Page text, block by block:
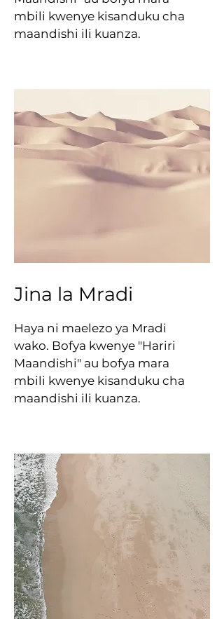
mbili kwenye kisanduku cha
maandishi ili kuanza.
Jina la Mradi
Haya ni maelezo ya Mradi
wako. Bofya kwenye "Hariri
Maandishi" au bofya mara
mbili kwenye kisanduku cha
maandishi ili kuanza.